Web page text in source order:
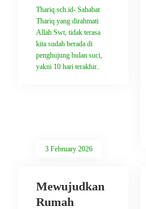
Thariq.sch.id- Sahabat
Thariq yang dirahmati
Allah Swt, tidak terasa
kita sudah berada di
penghujung bulan suci,
yakni 10 hari terakhir..
3 February 2026
Mewujudkan
Rumah